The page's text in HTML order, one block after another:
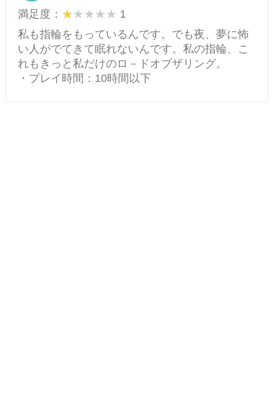
満足度：
1
私も指輪をもっているんです。でも夜、夢に怖
い人がでてきて眠れないんです。私の指輪、こ
れもきっと私だけのロ－ドオブザリング。
・プレイ時間：10時間以下